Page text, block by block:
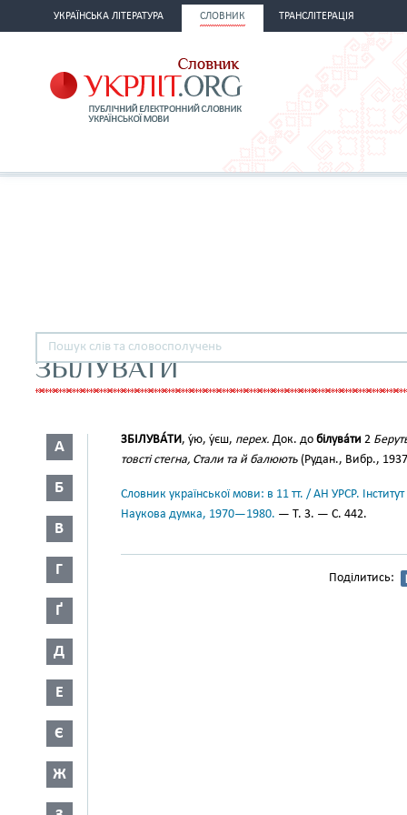
УКРАЇНСЬКА ЛІТЕРАТУРА СЛОВНИК ТРАНСЛІТЕРАЦІЯ
ЗБІЛУВАТИ
А
Б
В
Г
Ґ
Д
Е
Є
Ж
ЗБІЛУВА́ТИ, у́ю, у́єш, перех. Док. до білува́ти 2
товсті стегна, Стали та й балюють (Рудан., Вибр.,
Словник української мови: в 11 тт. / АН УРСР.
Наукова думка, 1970—1980. — Т. 3. — С. 442.
Поділитись: